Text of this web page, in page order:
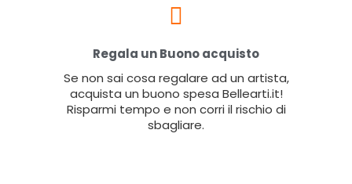
Regala un Buono acquisto
Se non sai cosa regalare ad un artista,
acquista un buono spesa Bellearti.it!
Risparmi tempo e non corri il rischio di
sbagliare.